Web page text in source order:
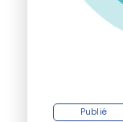
Publié